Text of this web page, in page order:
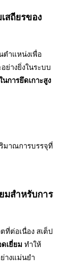
สถียรของ
ตำแหน่งเพื่อ
ย่างยิ่งในระบบ
นการยึดเกาะสูง
มาณการบรรจุที่
มสำหรับการ
ที่ต่อเนื่อง สเต็ป
เยี่ยม ทำให้
างแม่นยำ